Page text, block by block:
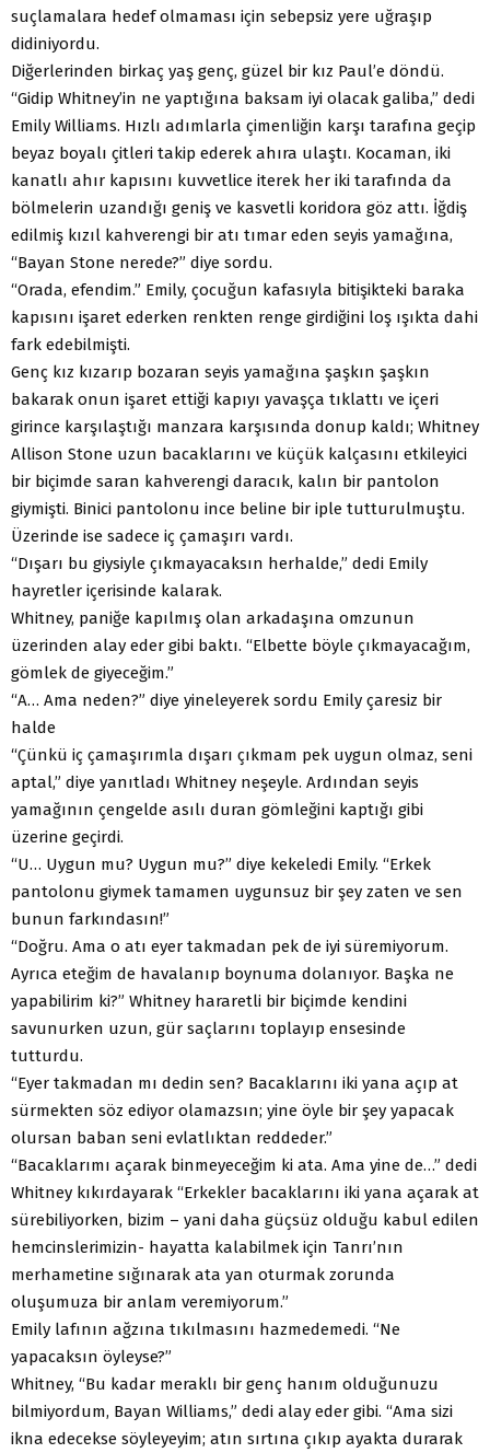
suçlamalara hedef olmaması için sebepsiz yere uğraşıp
didiniyordu.
Diğerlerinden birkaç yaş genç, güzel bir kız Paul’e döndü.
“Gidip Whitney’in ne yaptığına baksam iyi olacak galiba,” dedi
Emily Williams. Hızlı adımlarla çimenliğin karşı tarafına geçip
beyaz boyalı çitleri takip ederek ahıra ulaştı. Kocaman, iki
kanatlı ahır kapısını kuvvetlice iterek her iki tarafında da
bölmelerin uzandığı geniş ve kasvetli koridora göz attı. İğdiş
edilmiş kızıl kahverengi bir atı tımar eden seyis yamağına,
“Bayan Stone nerede?” diye sordu.
“Orada, efendim.” Emily, çocuğun kafasıyla bitişikteki baraka
kapısını işaret ederken renkten renge girdiğini loş ışıkta dahi
fark edebilmişti.
Genç kız kızarıp bozaran seyis yamağına şaşkın şaşkın
bakarak onun işaret ettiği kapıyı yavaşça tıklattı ve içeri
girince karşılaştığı manzara karşısında donup kaldı; Whitney
Allison Stone uzun bacaklarını ve küçük kalçasını etkileyici
bir biçimde saran kahverengi daracık, kalın bir pantolon
giymişti. Binici pantolonu ince beline bir iple tutturulmuştu.
Üzerinde ise sadece iç çamaşırı vardı.
“Dışarı bu giysiyle çıkmayacaksın herhalde,” dedi Emily
hayretler içerisinde kalarak.
Whitney, paniğe kapılmış olan arkadaşına omzunun
üzerinden alay eder gibi baktı. “Elbette böyle çıkmayacağım,
gömlek de giyeceğim.”
“A… Ama neden?” diye yineleyerek sordu Emily çaresiz bir
halde
“Çünkü iç çamaşırımla dışarı çıkmam pek uygun olmaz, seni
aptal,” diye yanıtladı Whitney neşeyle. Ardından seyis
yamağının çengelde asılı duran gömleğini kaptığı gibi
üzerine geçirdi.
“U… Uygun mu? Uygun mu?” diye kekeledi Emily. “Erkek
pantolonu giymek tamamen uygunsuz bir şey zaten ve sen
bunun farkındasın!”
“Doğru. Ama o atı eyer takmadan pek de iyi süremiyorum.
Ayrıca eteğim de havalanıp boynuma dolanıyor. Başka ne
yapabilirim ki?” Whitney hararetli bir biçimde kendini
savunurken uzun, gür saçlarını toplayıp ensesinde
tutturdu.
“Eyer takmadan mı dedin sen? Bacaklarını iki yana açıp at
sürmekten söz ediyor olamazsın; yine öyle bir şey yapacak
olursan baban seni evlatlıktan reddeder.”
“Bacaklarımı açarak binmeyeceğim ki ata. Ama yine de…” dedi
Whitney kıkırdayarak “Erkekler bacaklarını iki yana açarak at
sürebiliyorken, bizim – yani daha güçsüz olduğu kabul edilen
hemcinslerimizin- hayatta kalabilmek için Tanrı’nın
merhametine sığınarak ata yan oturmak zorunda
oluşumuza bir anlam veremiyorum.”
Emily lafının ağzına tıkılmasını hazmedemedi. “Ne
yapacaksın öyleyse?”
Whitney, “Bu kadar meraklı bir genç hanım olduğunuzu
bilmiyordum, Bayan Williams,” dedi alay eder gibi. “Ama sizi
ikna edecekse söyleyeyim; atın sırtına çıkıp ayakta durarak